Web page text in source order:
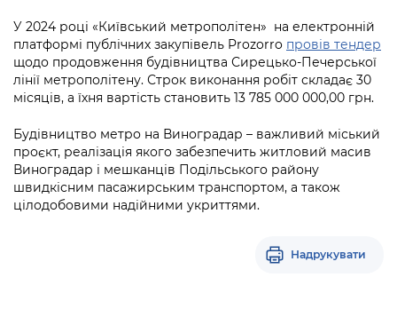
У 2024 році «Київський метрополітен» на електронній
платформі публічних закупівель Prozorro провів тендер
щодо продовження будівництва Сирецько-Печерської
лінії метрополітену. Строк виконання робіт складає 30
місяців, а їхня вартість становить 13 785 000 000,00 грн.
Будівництво метро на Виноградар – важливий міський
проєкт, реалізація якого забезпечить житловий масив
Виноградар і мешканців Подільського району
швидкісним пасажирським транспортом, а також
цілодобовими надійними укриттями.
Надрукувати